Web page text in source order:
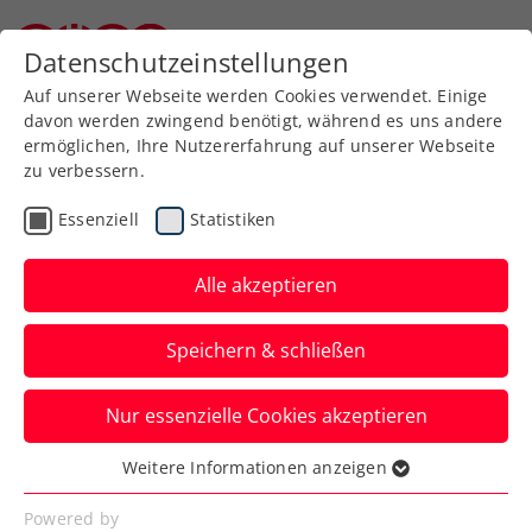
Zurück zur Newsübersicht
Turniere
ATP-Challenger
Bratislava: Oberleitner
erst von der Nummer 1
gestoppt
Das ÖTV-Ass verliert in der Hauptstadt
der Slowakei das Doppelfinale in zwei
Sätzen.
Datenschutzeinstellungen
Auf unserer Webseite werden Cookies verwendet. Einige
davon werden zwingend benötigt, während es uns andere
ermöglichen, Ihre Nutzererfahrung auf unserer Webseite
zu verbessern.
Essenziell Statistiken
Alle akzeptieren
Speichern & schließen
Nur essenzielle Cookies akzeptieren
Essenziell
Essenzielle Cookies werden für grundlegende
Weitere Informationen anzeigen
Powered by